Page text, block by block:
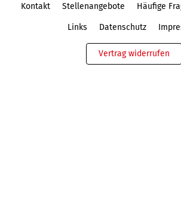
Kontakt Stellenangebote Häufige
Links Datenschutz
Vertrag widerrufen